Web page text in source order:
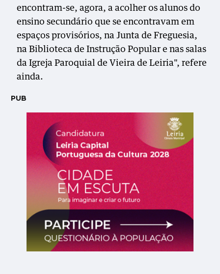
encontram-se, agora, a acolher os alunos do
ensino secundário que se encontravam em
espaços provisórios, na Junta de Freguesia,
na Biblioteca de Instrução Popular e nas salas
da Igreja Paroquial de Vieira de Leiria", refere
ainda.
PUB